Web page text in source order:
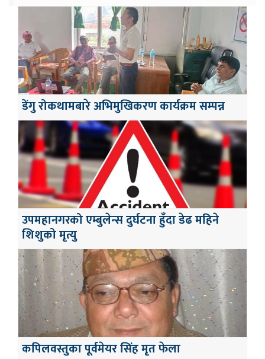
डेंगु रोकथामबारे अभिमुखिकरण कार्यक्रम सम्पन्न
उपमहानगरको एम्बुलेन्स दुर्घटना हुँदा डेढ महिने
शिशुको मृत्यु
कपिलवस्तुका पूर्वमेयर सिंह मृत फेला